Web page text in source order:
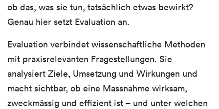
ob das, was sie tun, tatsächlich etwas bewirkt?
Genau hier setzt Evaluation an.
Evaluation verbindet wissenschaftliche Methoden
mit praxisrelevanten Fragestellungen. Sie
analysiert Ziele, Umsetzung und Wirkungen und
macht sichtbar, ob eine Massnahme wirksam,
zweckmässig und effizient ist – und unter welchen